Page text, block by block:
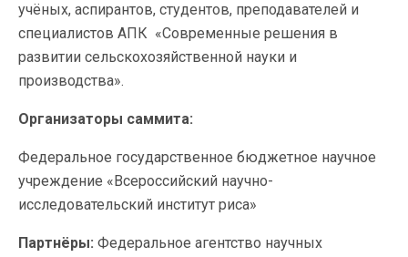
учёных, аспирантов, студентов, преподавателей и
специалистов АПК «Современные решения в
развитии сельскохозяйственной науки и
производства».
Организаторы саммита:
Федеральное государственное бюджетное научное
учреждение «Всероссийский научно-
исследовательский институт риса»
Партнёры: Федеральное агентство научных